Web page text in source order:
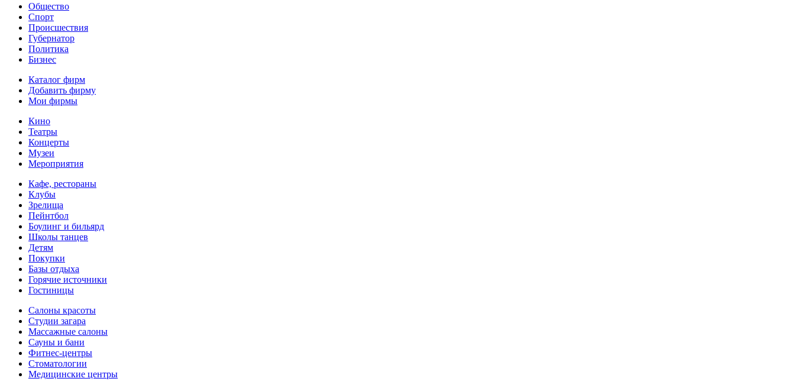
Общество
Спорт
Происшествия
Губернатор
Политика
Бизнес
Каталог фирм
Добавить фирму
Мои фирмы
Кино
Театры
Концерты
Музеи
Мероприятия
Кафе, рестораны
Клубы
Зрелища
Пейнтбол
Боулинг и бильярд
Школы танцев
Детям
Покупки
Базы отдыха
Горячие источники
Гостиницы
Салоны красоты
Студии загара
Массажные салоны
Сауны и бани
Фитнес-центры
Стоматологии
Медицинские центры